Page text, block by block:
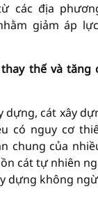
các địa
giảm áp
thế và tăng
dựng, cát xây
có nguy cơ
chung của
cát tự nhiên
dựng không